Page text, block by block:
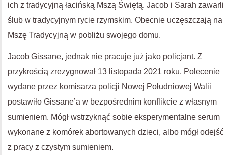
ich z tradycyjną łacińską Mszą Świętą. Jacob i Sarah zawarli
ślub w tradycyjnym rycie rzymskim. Obecnie uczęszczają na
Mszę Tradycyjną w pobliżu swojego domu.
Jacob Gissane, jednak nie pracuje już jako policjant. Z
przykrością zrezygnował 13 listopada 2021 roku. Polecenie
wydane przez komisarza policji Nowej Południowej Walii
postawiło Gissane’a w bezpośrednim konflikcie z własnym
sumieniem. Mógł wstrzyknąć sobie eksperymentalne serum
wykonane z komórek abortowanych dzieci, albo mógł odejść
z pracy z czystym sumieniem.